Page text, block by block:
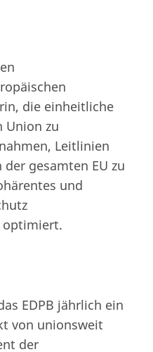
die einheitliche
Union zu
Leitlinien
gesamten EU zu
und
optimiert.
EDPB jährlich ein
von unionsweit
der